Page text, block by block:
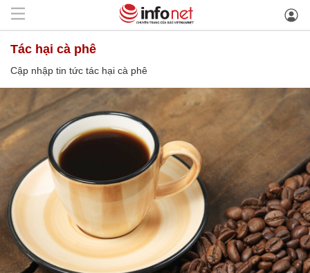
tác hại cà phê
Cập nhập tin tức tác hại cà phê